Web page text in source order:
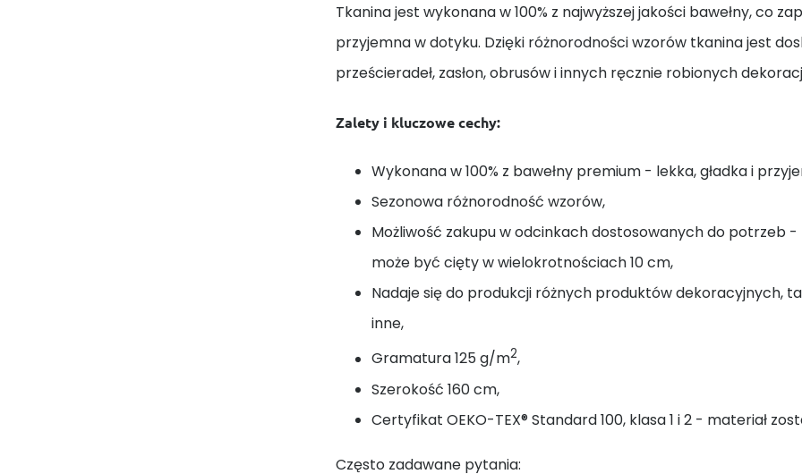
Tkanina jest wykonana w 100% z najwyższej jakości bawełny, co
przyjemna w dotyku. Dzięki różnorodności wzorów tkanina jest
prześcieradeł, zasłon, obrusów i innych ręcznie robionych
Zalety i kluczowe cechy:
Wykonana w 100% z bawełny premium - lekka, gładka i
Sezonowa różnorodność wzorów,
Możliwość zakupu w odcinkach dostosowanych do potrzeb -
może być cięty w wielokrotnościach 10 cm,
Nadaje się do produkcji różnych produktów dekoracyjnych,
inne,
Gramatura 125 g/m2,
Szerokość 160 cm,
Certyfikat OEKO-TEX® Standard 100, klasa 1 i 2 - materiał
Często zadawane pytania: